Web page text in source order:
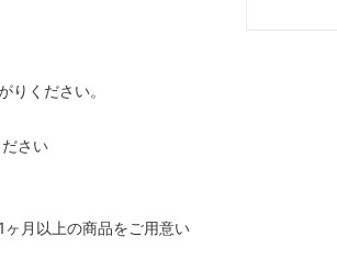
りください。
さい
月以上の商品をご用意い